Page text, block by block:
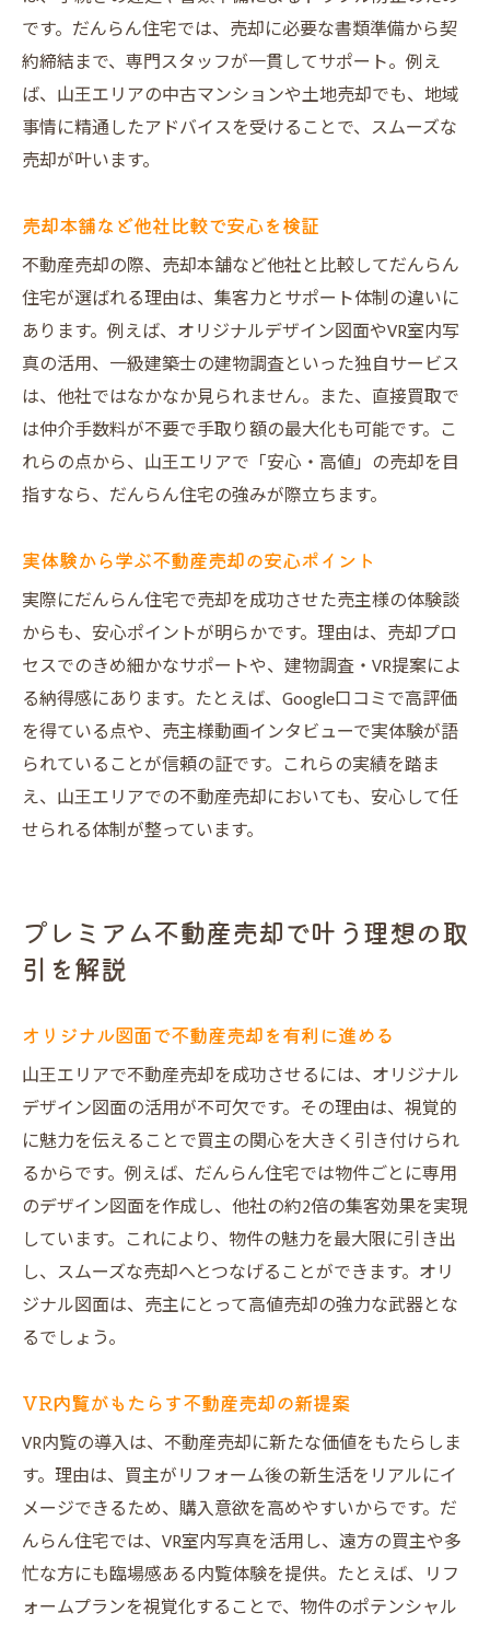
です。だんらん住宅では、売却に必要な書類準備から契
約締結まで、専門スタッフが一貫してサポート。例え
ば、山王エリアの中古マンションや土地売却でも、地域
事情に精通したアドバイスを受けることで、スムーズな
売却が叶います。
売却本舗など他社比較で安心を検証
不動産売却の際、売却本舗など他社と比較してだんらん
住宅が選ばれる理由は、集客力とサポート体制の違いに
あります。例えば、オリジナルデザイン図面やVR室内写
真の活用、一級建築士の建物調査といった独自サービス
は、他社ではなかなか見られません。また、直接買取で
は仲介手数料が不要で手取り額の最大化も可能です。こ
れらの点から、山王エリアで「安心・高値」の売却を目
指すなら、だんらん住宅の強みが際立ちます。
実体験から学ぶ不動産売却の安心ポイント
実際にだんらん住宅で売却を成功させた売主様の体験談
からも、安心ポイントが明らかです。理由は、売却プロ
セスでのきめ細かなサポートや、建物調査・VR提案によ
る納得感にあります。たとえば、Google口コミで高評価
を得ている点や、売主様動画インタビューで実体験が語
られていることが信頼の証です。これらの実績を踏ま
え、山王エリアでの不動産売却においても、安心して任
せられる体制が整っています。
プレミアム不動産売却で叶う理想の取
引を解説
オリジナル図面で不動産売却を有利に進める
山王エリアで不動産売却を成功させるには、オリジナル
デザイン図面の活用が不可欠です。その理由は、視覚的
に魅力を伝えることで買主の関心を大きく引き付けられ
るからです。例えば、だんらん住宅では物件ごとに専用
のデザイン図面を作成し、他社の約2倍の集客効果を実現
しています。これにより、物件の魅力を最大限に引き出
し、スムーズな売却へとつなげることができます。オリ
ジナル図面は、売主にとって高値売却の強力な武器とな
るでしょう。
VR内覧がもたらす不動産売却の新提案
VR内覧の導入は、不動産売却に新たな価値をもたらしま
す。理由は、買主がリフォーム後の新生活をリアルにイ
メージできるため、購入意欲を高めやすいからです。だ
んらん住宅では、VR室内写真を活用し、遠方の買主や多
忙な方にも臨場感ある内覧体験を提供。たとえば、リフ
ォームプランを視覚化することで、物件のポテンシャル